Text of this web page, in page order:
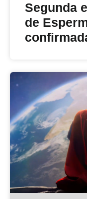
Segunda
de